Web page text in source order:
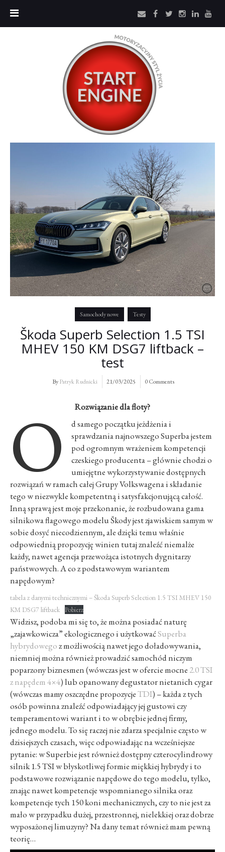
Samochody nowe Testy
Škoda Superb Selection 1.5 TSI
MHEV 150 KM DSG7 liftback –
test
ByPatryk Rudnicki 21/03/2025 0 Comments
Rozwiązanie dla floty?
O
d samego początku jeżdżenia i
sprawdzania najnowszego Superba jestem
pod ogromnym wrażeniem kompetencji
czeskiego producenta – głównie chodzi o
umiejętne wykorzystywanie dostępnych
rozwiązań w ramach całej Grupy Volkswagena i składanie
tego w niezwykle kompetentną i satysfakcjonującą całość.
Inną sprawą jest moje przekonanie, że rozbudowana gama
silnikowa flagowego modelu Škody jest zjawiskiem samym w
sobie dosyć niecodziennym, ale dzięki temu właśnie
odpowiednią propozycję winien tutaj znaleźć niemalże
każdy, nawet agencja przewożąca istotnych dygnitarzy
państwowych. A co z podstawowym wariantem
napędowym?
tabela z danymi technicznymi – Škoda Superb Selection 1.5 TSI MHEV 150
KM DSG7 liftback
Pobierz
Widzisz, podoba mi się to, że można posiadać naturę
„zajawkowicza” ekologicznego i użytkowaćSuperba
hybrydowegoz możliwością nawet jego doładowywania,
niemniej można również prowadzić samochód niczym
poparzony biznesmen (wówczas jest w ofercie mocne 2.0 TSI
z napędem 4×4) lub opanowany degustator nietanich cygar
(wówczas mamy oszczędne propozycjeTDI) – każda z tych
osób powinna znaleźć odpowiadający jej gustowi czy
temperamentowi wariant i to w obrębie jednej firmy,
jednego modelu. To się raczej nie zdarza specjalnie często w
dzisiejszych czasach, więc odpowiadając na wcześniejsze
pytanie: w Superbie jest również dostępny czterocylindrowy
silnik 1.5 TSI w błyskotliwej formie miękkiej hybrydy i to
podstawowe rozwiązanie napędowe do tego modelu, tylko,
znając nawet kompetencje wspomnianego silnika oraz
kompetencje tych 150 koni mechanicznych, czy to nie jest za
mało w przypadku dużej, przestronnej, nielekkiej oraz dobrze
wyposażonej limuzyny? Na dany temat również mam pewną
teorię…